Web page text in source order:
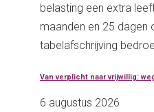
belasting een extra
maanden en 25 dagen
tabelafschrijving
Van verplicht naar vrijwillig:
6 augustus 2026